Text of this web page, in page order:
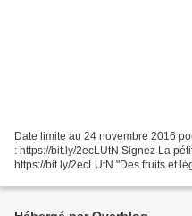
Date limite au 24 novembre 2016
: https://bit.ly/2ecLUtN Signez La
https://bit.ly/2ecLUtN "Des fruits et